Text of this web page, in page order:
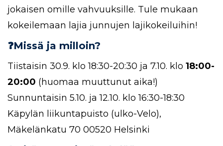
jokaisen omille vahvuuksille. Tule mukaan
kokeilemaan lajia junnujen lajikokeiluihin!
❓Missä ja milloin?
Tiistaisin 30.9. klo 18:30-20:30 ja 7.10. klo 18:00-
20:00 (huomaa muuttunut aika!)
Sunnuntaisin 5.10. ja 12.10. klo 16:30-18:30
Käpylän liikuntapuisto (ulko-Velo),
Mäkelänkatu 70 00520 Helsinki